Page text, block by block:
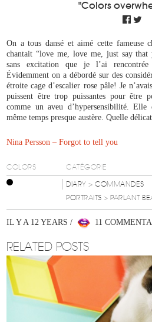
"Colors
On a tous dansé et aimé cette fameuse
chantait “love me, love me, just say that
sans excitation que je l’ai
Évidemment on a débordé sur des
étroite cage d’escalier rose pâle! Je
puissent être trop puissantes pour être
comme un aveu d’hypersensibilité.
même temps presque austère. Quelle
Nina Persson – Forgot to tell you
COLORS CATÉGORIE
DIARY> COMMANDES
PORTRAITS> PARLANT
IL Y A 12 YEARS / 11
RELATED POSTS